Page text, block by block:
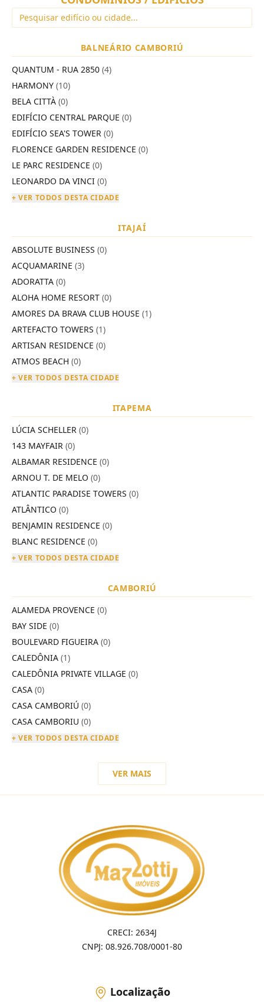
BALNEÁRIO CAMBORIÚ
QUANTUM - RUA 2850 (4)
HARMONY (10)
BELA CITTÀ (0)
EDIFÍCIO CENTRAL PARQUE (0)
EDIFÍCIO SEA'S TOWER (0)
FLORENCE GARDEN RESIDENCE (0)
LE PARC RESIDENCE (0)
LEONARDO DA VINCI (0)
+ VER TODOS DESTA CIDADE
ITAJAÍ
ABSOLUTE BUSINESS (0)
ACQUAMARINE (3)
ADORATTA (0)
ALOHA HOME RESORT (0)
AMORES DA BRAVA CLUB HOUSE (1)
ARTEFACTO TOWERS (1)
ARTISAN RESIDENCE (0)
ATMOS BEACH (0)
+ VER TODOS DESTA CIDADE
ITAPEMA
LÚCIA SCHELLER (0)
143 MAYFAIR (0)
ALBAMAR RESIDENCE (0)
ARNOU T. DE MELO (0)
ATLANTIC PARADISE TOWERS (0)
ATLÂNTICO (0)
BENJAMIN RESIDENCE (0)
BLANC RESIDENCE (0)
+ VER TODOS DESTA CIDADE
CAMBORIÚ
ALAMEDA PROVENCE (0)
BAY SIDE (0)
BOULEVARD FIGUEIRA (0)
CALEDÔNIA (1)
CALEDÔNIA PRIVATE VILLAGE (0)
CASA (0)
CASA CAMBORIÚ (0)
CASA CAMBORIU (0)
+ VER TODOS DESTA CIDADE
VER MAIS
CRECI: 2634J
CNPJ: 08.926.708/0001-80
Localização